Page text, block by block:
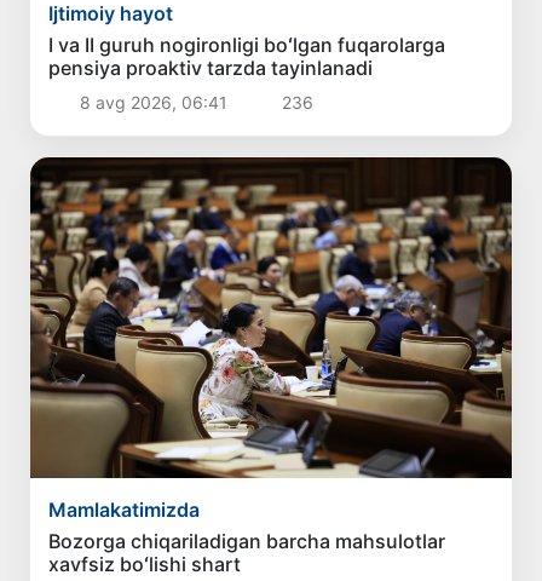
Ijtimoiy hayot
I va II guruh nogironligi boʻlgan fuqarolarga
pensiya proaktiv tarzda tayinlanadi
8 avg 2026, 06:41 236
Mamlakatimizda
Bozorga chiqariladigan barcha mahsulotlar
xavfsiz boʻlishi shart